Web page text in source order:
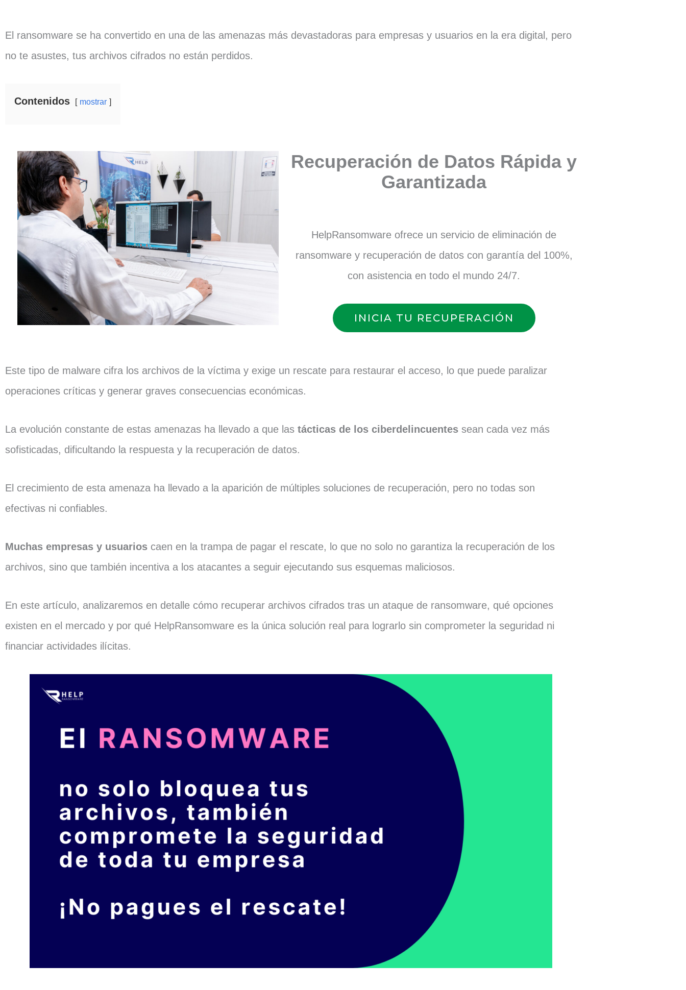
El ransomware se ha convertido en una de las amenazas más devastadoras para empresas y usuarios en la era digital, pero
no te asustes, tus archivos cifrados no están perdidos.
Contenidos mostrar
Recuperación de Datos Rápida y
Garantizada
HelpRansomware ofrece un servicio de eliminación de
ransomware y recuperación de datos con garantía del 100%,
con asistencia en todo el mundo 24/7.
INICIA TU RECUPERACIÓN
Este tipo de malware cifra los archivos de la víctima y exige un rescate para restaurar el acceso, lo que puede paralizar
operaciones críticas y generar graves consecuencias económicas.
La evolución constante de estas amenazas ha llevado a que las tácticas de los ciberdelincuentes sean cada vez más
sofisticadas, dificultando la respuesta y la recuperación de datos.
El crecimiento de esta amenaza ha llevado a la aparición de múltiples soluciones de recuperación, pero no todas son
efectivas ni confiables.
Muchas empresas y usuarios caen en la trampa de pagar el rescate, lo que no solo no garantiza la recuperación de los
archivos, sino que también incentiva a los atacantes a seguir ejecutando sus esquemas maliciosos.
En este artículo, analizaremos en detalle cómo recuperar archivos cifrados tras un ataque de ransomware, qué opciones
existen en el mercado y por qué HelpRansomware es la única solución real para lograrlo sin comprometer la seguridad ni
financiar actividades ilícitas.